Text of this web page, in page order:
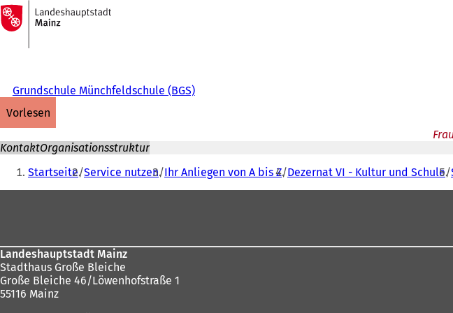
Inhalt anspringen
Zur
Startseite
Grundschule Münchfeldschule (BGS)
vorlesen
KontaktOrganisationsstruktur
Sie
befinden
Startseite Service nutzen Ihr Anliegen von A bis Z Dezernat VI - Kultur und Schule
Landeshauptstadt Mainz
Stadthaus Große Bleiche
Große Bleiche 46/Löwenhofstraße 1
55116 Mainz